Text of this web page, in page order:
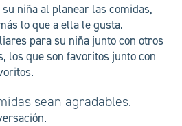
su niña al planear las comidas,
lo que a ella le gusta.
para su niña junto con otros
los que son favoritos junto con
sean agradables.